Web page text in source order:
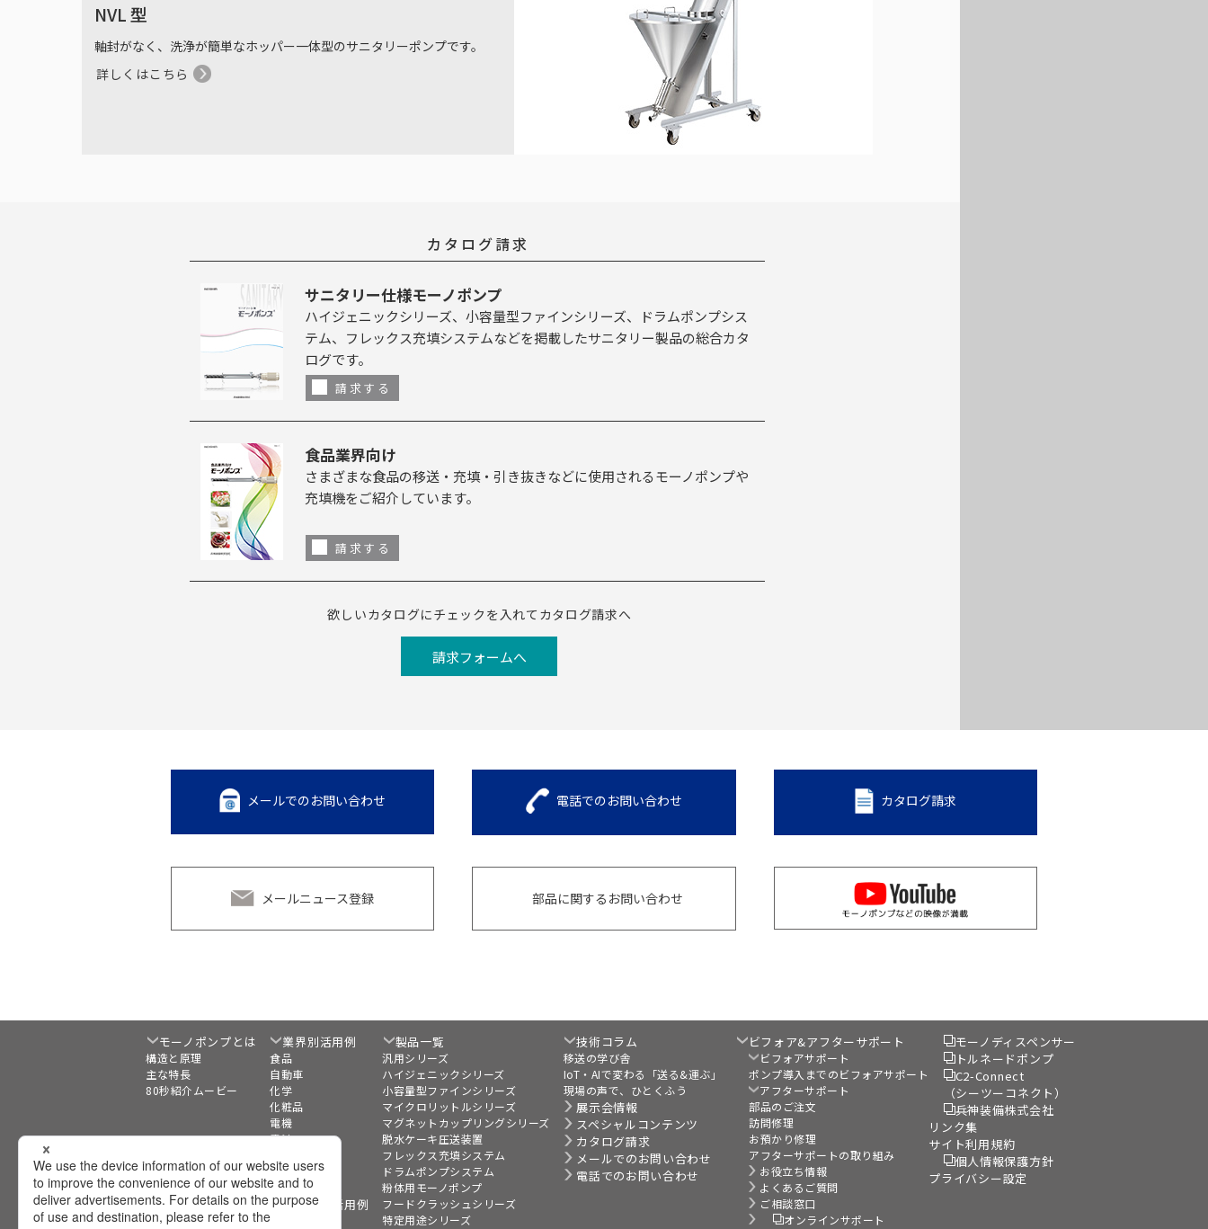
NVL 型
軸封がなく、洗浄が簡単なホッパー一体型のサニタリーポンプです。
詳しくはこちら
カタログ請求
サニタリー仕様モーノポンプ
ハイジェニックシリーズ、小容量型ファインシリーズ、ドラムポンプシス
テム、フレックス充填システムなどを掲載したサニタリー製品の総合カタ
ログです。
請求する
食品業界向け
さまざまな食品の移送・充填・引き抜きなどに使用されるモーノポンプや
充填機をご紹介しています。
請求する
欲しいカタログにチェックを入れてカタログ請求へ
請求フォームへ
メールでのお問い合わせ 電話でのお問い合わせ カタログ請求
メールニュース登録 部品に関するお問い合わせ
モーノポンプとは
構造と原理
主な特長
80秒紹介ムービー
業界別活用例
食品
自動車
化学
化粧品
電機
電池
水処理
バイオマス
移送液別活用例
製品一覧
汎用シリーズ
ハイジェニックシリーズ
小容量型ファインシリーズ
マイクロリットルシリーズ
マグネットカップリングシリーズ
脱水ケーキ圧送装置
フレックス充填システム
ドラムポンプシステム
粉体用モーノポンプ
フードクラッシュシリーズ
特定用途シリーズ
技術コラム
移送の学び舎
IoT・AIで変わる「送る&運ぶ」
現場の声で、ひとくふう
展示会情報
スペシャルコンテンツ
カタログ請求
メールでのお問い合わせ
電話でのお問い合わせ
ビフォア&アフターサポート
ビフォアサポート
ポンプ導入までのビフォアサポート
アフターサポート
部品のご注文
訪問修理
お預かり修理
アフターサポートの取り組み
お役立ち情報
よくあるご質問
ご相談窓口
オンラインサポート
モーノディスペンサー
トルネードポンプ
C2-Connect
（シーツーコネクト）
兵神装備株式会社
リンク集
サイト利用規約
個人情報保護方針
プライバシー設定